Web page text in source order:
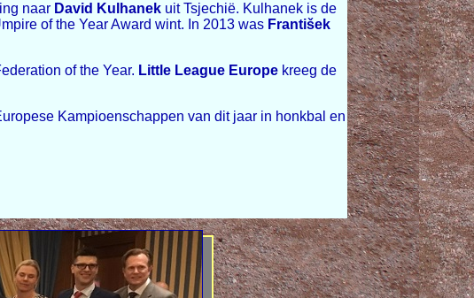
naar David Kulhanek uit Tsjechië. Kulhanek is de
of the Year Award wint. In 2013 was František
of the Year. Little League Europe kreeg de
Kampioenschappen van dit jaar in honkbal en